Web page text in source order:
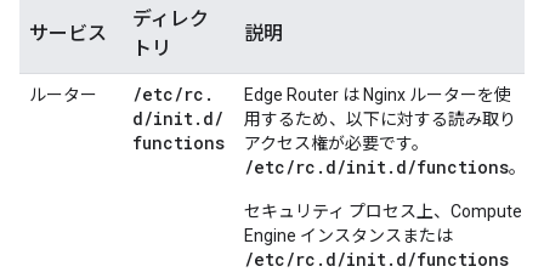
サービス
ディレク
トリ
説明
ルーター /etc/rc .
d/init. d/
functions
Edge Router は Nginx ルーターを使
用するため、以下に対する読み取り
アクセス権が必要です。
/etc/rc.d/init.d/functions。
セキュリティ プロセス上、Compute
Engine インスタンスまたは
/etc/rc.d/init.d/functions